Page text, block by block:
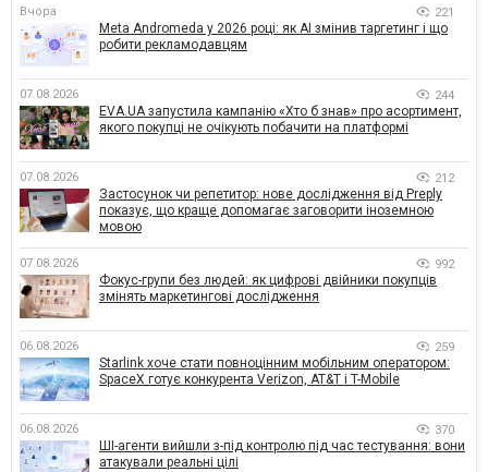
Вчора 221
Meta Andromeda у 2026 році: як AI змінив таргетинг і що
робити рекламодавцям
07.08.2026 244
EVA.UA запустила кампанію «Хто б знав» про асортимент,
якого покупці не очікують побачити на платформі
07.08.2026 212
Застосунок чи репетитор: нове дослідження від Preply
показує, що краще допомагає заговорити іноземною
мовою
07.08.2026 992
Фокус-групи без людей: як цифрові двійники покупців
змінять маркетингові дослідження
06.08.2026 259
Starlink хоче стати повноцінним мобільним оператором:
SpaceX готує конкурента Verizon, AT&T і T-Mobile
06.08.2026 370
ШІ-агенти вийшли з-під контролю під час тестування: вони
атакували реальні цілі